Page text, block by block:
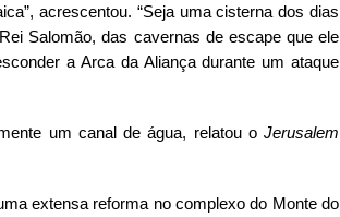
acrescentou. “Seja uma cisterna dos dias
Salomão, das cavernas de escape que ele
a Arca da Aliança durante um ataque
um canal de água, relatou o Jerusalem
extensa reforma no complexo do Monte do